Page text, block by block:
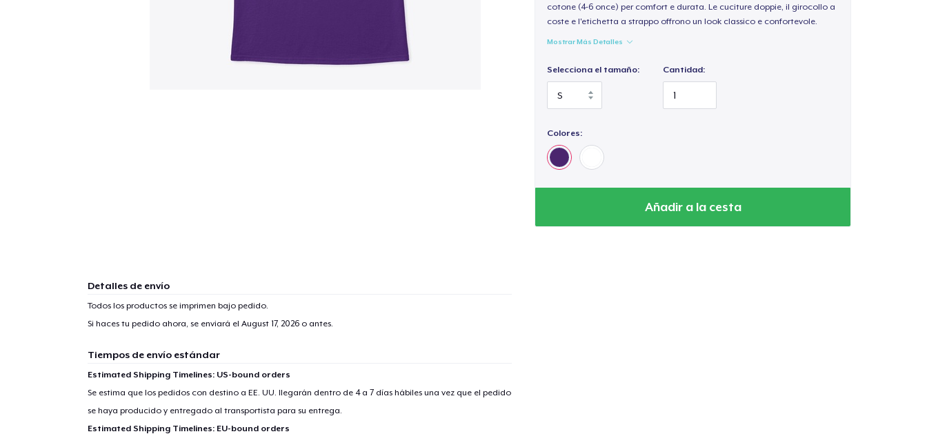
cotone (4-6 once) per comfort e durata. Le cuciture doppie, il girocollo a
coste e l'etichetta a strappo offrono un look classico e confortevole.
Mostrar Más Detalles
Selecciona el tamaño: Cantidad:
Colores:
Añadir a la cesta
Detalles de envío
Todos los productos se imprimen bajo pedido.
Si haces tu pedido ahora, se enviará el August 17, 2026o antes.
Tiempos de envío estándar
Estimated Shipping Timelines: US-bound orders
Se estima que los pedidos con destino a EE. UU. llegarán dentro de 4 a 7 días hábiles una vez que el pedido
se haya producido y entregado al transportista para su entrega.
Estimated Shipping Timelines: EU-bound orders